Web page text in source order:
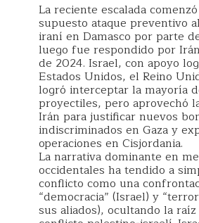
La reciente escalada
supuesto ataque preventivo
iraní en Damasco por parte
luego fue respondido por
de 2024. Israel, con apoyo
Estados Unidos, el Reino
logró interceptar la mayoría
proyectiles, pero aprovechó
Irán para justificar nuevos
indiscriminados en Gaza y
operaciones en Cisjordania.
La narrativa dominante en
occidentales ha tendido a
conflicto como una
“democracia” (Israel) y
sus aliados), ocultando la